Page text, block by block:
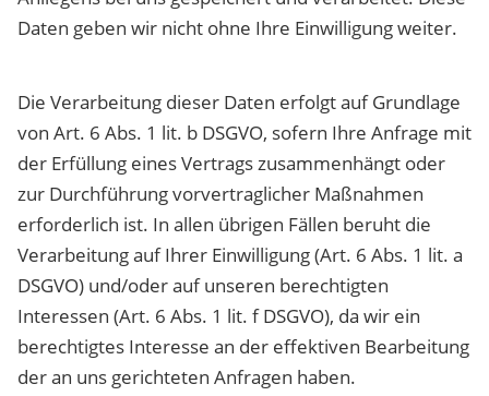
Daten geben wir nicht ohne Ihre Einwilligung weiter.
Die Verarbeitung dieser Daten erfolgt auf Grundlage
von Art. 6 Abs. 1 lit. b DSGVO, sofern Ihre Anfrage mit
der Erfüllung eines Vertrags zusammenhängt oder
zur Durchführung vorvertraglicher Maßnahmen
erforderlich ist. In allen übrigen Fällen beruht die
Verarbeitung auf Ihrer Einwilligung (Art. 6 Abs. 1 lit. a
DSGVO) und/oder auf unseren berechtigten
Interessen (Art. 6 Abs. 1 lit. f DSGVO), da wir ein
berechtigtes Interesse an der effektiven Bearbeitung
der an uns gerichteten Anfragen haben.